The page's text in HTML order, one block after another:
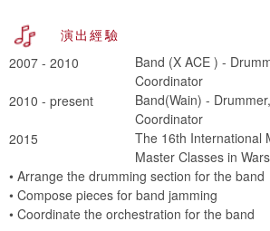
演出經驗
2007 - 2010
Band (X ACE ) -
Coordinator
2010 - present
Band(Wain) -
Coordinator
2015
The 16th International
Master Classes in
• Arrange the drumming section for the band
• Compose pieces for band jamming
• Coordinate the orchestration for the band